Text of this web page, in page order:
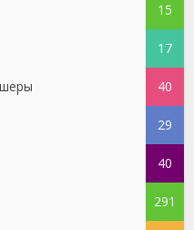
15
17
40
29
40
291